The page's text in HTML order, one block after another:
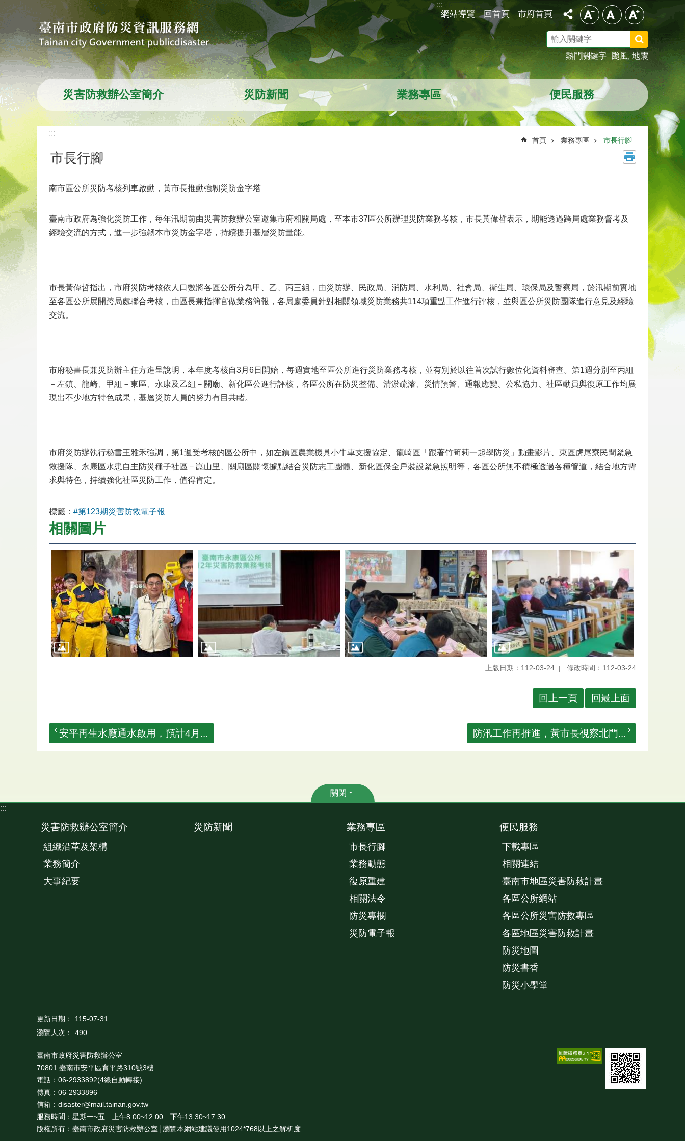
跳到主要內容區塊
:::
網站導覽 回首頁 市府首頁
尋
熱門關鍵字
颱風 地震
災害防救辦公室簡介 災防新聞 業務專區 便民服務
:::
首頁 業務專區 市長行腳
市長行腳
南市區公所災防考核列車啟動，黃市長推動強韌災防金字塔
臺南市政府為強化災防工作，每年汛期前由災害防救辦公室邀集市府相關局處，至本市37區公所辦理災防業務考核，市長黃偉哲表示，期能透過跨局處業務督考及
經驗交流的方式，進一步強韌本市災防金字塔，持續提升基層災防量能。
市長黃偉哲指出，市府災防考核依人口數將各區公所分為甲、乙、丙三組，由災防辦、民政局、消防局、水利局、社會局、衛生局、環保局及警察局，於汛期前實地
至各區公所展開跨局處聯合考核，由區長兼指揮官做業務簡報，各局處委員針對相關領域災防業務共114項重點工作進行評核，並與區公所災防團隊進行意見及經驗
交流。
市府秘書長兼災防辦主任方進呈說明，本年度考核自3月6日開始，每週實地至區公所進行災防業務考核，並有別於以往首次試行數位化資料審查。第1週分別至丙組
－左鎮、龍崎、甲組－東區、永康及乙組－關廟、新化區公進行評核，各區公所在防災整備、清淤疏濬、災情預警、通報應變、公私協力、社區動員與復原工作均展
現出不少地方特色成果，基層災防人員的努力有目共睹。
市府災防辦執行秘書王雅禾強調，第1週受考核的區公所中，如左鎮區農業機具小牛車支援協定、龍崎區「跟著竹筍莉一起學防災」動畫影片、東區虎尾寮民間緊急
救援隊、永康區水患自主防災種子社區－崑山里、關廟區關懷據點結合災防志工團體、新化區保全戶裝設緊急照明等，各區公所無不積極透過各種管道，結合地方需
求與特色，持續強化社區災防工作，值得肯定。
標籤： #第123期災害防救電子報
相關圖片
上版日期：112-03-24 修改時間：112-03-24
回上一頁 回最上面
安平再生水廠通水啟用，預計4月... 防汛工作再推進，黃市長視察北門...
關閉
:::
災害防救辦公室簡介
組織沿革及架構
業務簡介
大事紀要
災防新聞 業務專區
市長行腳
業務動態
復原重建
相關法令
防災專欄
災防電子報
便民服務
下載專區
相關連結
臺南市地區災害防救計畫
各區公所網站
各區公所災害防救專區
各區地區災害防救計畫
防災地圖
防災書香
防災小學堂
更新日期：
115-07-31
瀏覽人次：
490
臺南市政府災害防救辦公室
70801 臺南市安平區育平路310號3樓
電話：06-2933892(4線自動轉接)
傳真：06-2933896
信箱：disaster@mail.tainan.gov.tw
服務時間：星期一~五 上午8:00~12:00 下午13:30~17:30
版權所有：臺南市政府災害防救辦公室│瀏覽本網站建議使用1024*768以上之解析度